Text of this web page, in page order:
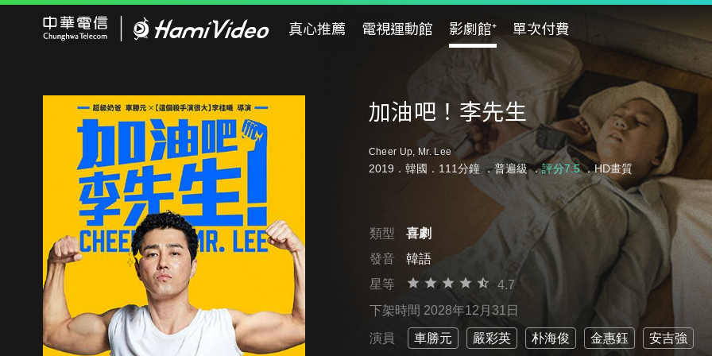
真心推薦 電視運動館 影劇館⁺ 單次付費
加油吧！李先生
Cheer Up, Mr. Lee
2019．韓國．111分鐘 ．普遍級．評分7.5．HD畫質
類型
喜劇
發音
韓語
星等
4.7
下架時間 2028年12月31日
演員 車勝元 嚴彩英 朴海俊 金惠鈺 安吉強